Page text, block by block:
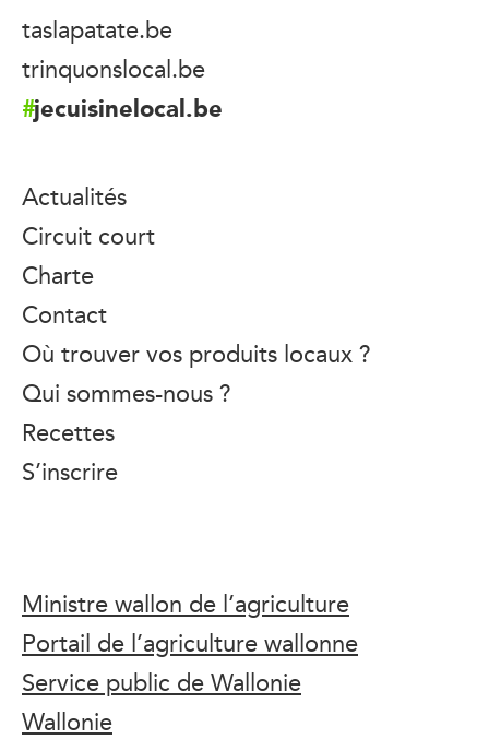
taslapatate.be
trinquonslocal.be
jecuisinelocal.be
Actualités
Circuit court
Charte
Contact
Où trouver vos produits locaux ?
Qui sommes-nous ?
Recettes
S’inscrire
Ministre wallon de l’agriculture
Portail de l’agriculture wallonne
Service public de Wallonie
Wallonie